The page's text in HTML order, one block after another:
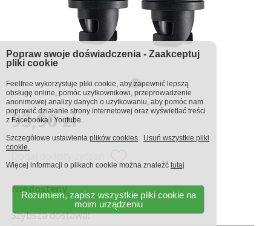
93,90 zł
Niedostęny
Szybsza dostawa:
Popraw swoje doświadczenia - Zaakceptuj
pliki cookie
Feelfree wykorzystuje pliki cookie, aby zapewnić lepszą
obsługę online, pomóc użytkownikowi, przeprowadzenie
anonimowej analizy danych o użytkowaniu, aby pomóc nam
poprawić działanie strony internetowej oraz wyświetlać treści
z Facebooka i Youtube.
Szczegółowe ustawienia plików cookies. Usuń wszystkie pliki
cookie.
Więcej informacji o plikach cookie można znaleźć tutaj
Rozumiem, zapisz wszystkie pliki cookie na
moim urządzeniu